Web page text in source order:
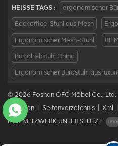
HEISSE TAGS : ergonomischer
Backoffice-Stuhl aus Mesh
Ergonomischer Mesh-Stuhl
Bürodrehstuhl China
Ergonomischer Bürostuhl aus
© 2026 Foshan OFC Möbel Co.,
Bloggen
Seitenverzeichnis Xml
IPv6 NETZWERK UNTERSTÜTZT